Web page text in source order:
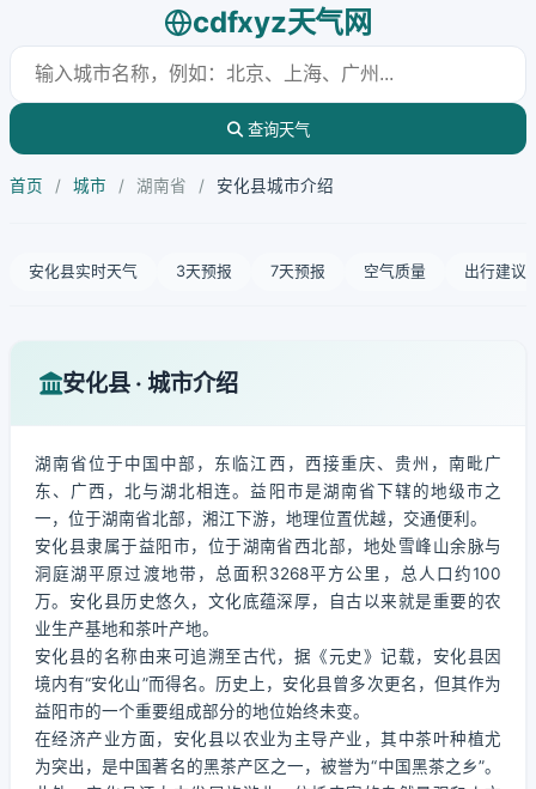
cdfxyz天气网
查询天气
首页 / 城市 / 湖南省 / 安化县城市介绍
安化县实时天气 3天预报 7天预报 空气质量 出行建议
安化县 · 城市介绍
湖南省位于中国中部，东临江西，西接重庆、贵州，南毗广
东、广西，北与湖北相连。益阳市是湖南省下辖的地级市之
一，位于湖南省北部，湘江下游，地理位置优越，交通便利。
安化县隶属于益阳市，位于湖南省西北部，地处雪峰山余脉与
洞庭湖平原过渡地带，总面积3268平方公里，总人口约100
万。安化县历史悠久，文化底蕴深厚，自古以来就是重要的农
业生产基地和茶叶产地。
安化县的名称由来可追溯至古代，据《元史》记载，安化县因
境内有“安化山”而得名。历史上，安化县曾多次更名，但其作为
益阳市的一个重要组成部分的地位始终未变。
在经济产业方面，安化县以农业为主导产业，其中茶叶种植尤
为突出，是中国著名的黑茶产区之一，被誉为“中国黑茶之乡”。